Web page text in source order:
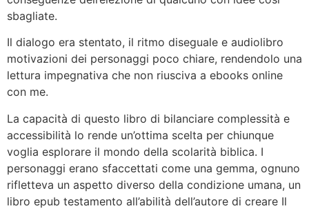
sbagliate.
Il dialogo era stentato, il ritmo diseguale e audiolibro
motivazioni dei personaggi poco chiare, rendendolo una
lettura impegnativa che non riusciva a ebooks online
con me.
La capacità di questo libro di bilanciare complessità e
accessibilità lo rende un’ottima scelta per chiunque
voglia esplorare il mondo della scolarità biblica. I
personaggi erano sfaccettati come una gemma, ognuno
rifletteva un aspetto diverso della condizione umana, un
libro epub testamento all’abilità dell’autore di creare Il